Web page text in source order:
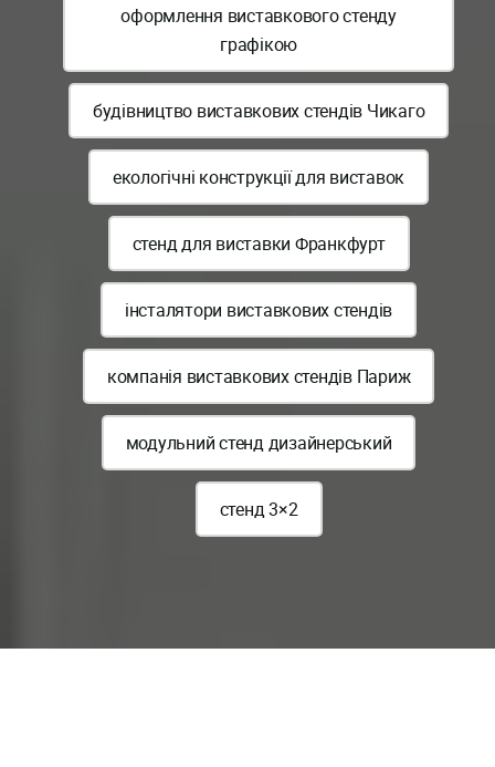
оформлення виставкового стенду
графікою
будівництво виставкових стендів Чикаго
екологічні конструкції для виставок
стенд для виставки Франкфурт
інсталятори виставкових стендів
компанія виставкових стендів Париж
модульний стенд дизайнерський
стенд 3×2